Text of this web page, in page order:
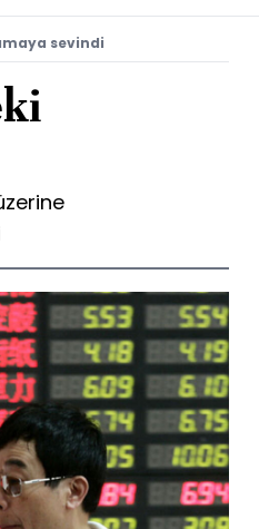
sevindi